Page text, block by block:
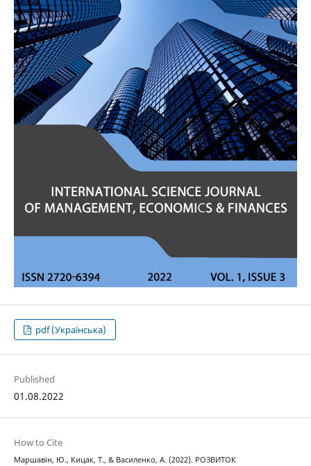
pdf (Українська)
Published
01.08.2022
How to Cite
Маршавін, Ю., Кицак, Т., & Василенко, А. (2022). РОЗВИТОК